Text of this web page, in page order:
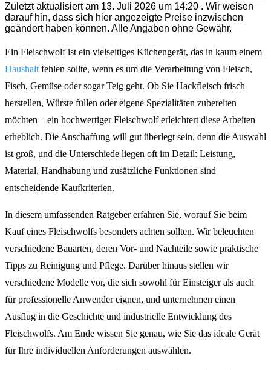
Zuletzt aktualisiert am 13. Juli 2026 um 14:20 . Wir weisen
darauf hin, dass sich hier angezeigte Preise inzwischen
geändert haben können. Alle Angaben ohne Gewähr.
Ein Fleischwolf ist ein vielseitiges Küchengerät, das in kaum einem
Haushalt fehlen sollte, wenn es um die Verarbeitung von Fleisch,
Fisch, Gemüse oder sogar Teig geht. Ob Sie Hackfleisch frisch
herstellen, Würste füllen oder eigene Spezialitäten zubereiten
möchten – ein hochwertiger Fleischwolf erleichtert diese Arbeiten
erheblich. Die Anschaffung will gut überlegt sein, denn die Auswahl
ist groß, und die Unterschiede liegen oft im Detail: Leistung,
Material, Handhabung und zusätzliche Funktionen sind
entscheidende Kaufkriterien.
In diesem umfassenden Ratgeber erfahren Sie, worauf Sie beim
Kauf eines Fleischwolfs besonders achten sollten. Wir beleuchten
verschiedene Bauarten, deren Vor- und Nachteile sowie praktische
Tipps zu Reinigung und Pflege. Darüber hinaus stellen wir
verschiedene Modelle vor, die sich sowohl für Einsteiger als auch
für professionelle Anwender eignen, und unternehmen einen
Ausflug in die Geschichte und industrielle Entwicklung des
Fleischwolfs. Am Ende wissen Sie genau, wie Sie das ideale Gerät
für Ihre individuellen Anforderungen auswählen.